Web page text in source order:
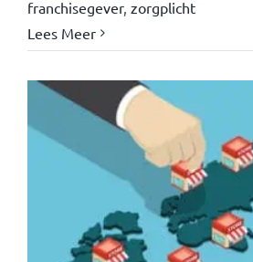
franchisegever, zorgplicht
Lees Meer